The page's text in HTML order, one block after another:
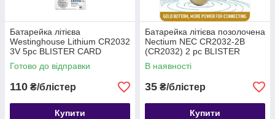
Батарейка літієва
Westinghouse Lithium CR2032
3V 5pc BLISTER CARD
Готово до відправки
110 ₴/блістер
Купити
Батарейка літієва позолочена
Nectium NEC CR2032-2B
(CR2032) 2 pc BLISTER
CARD
В наявності
35 ₴/блістер
Купити